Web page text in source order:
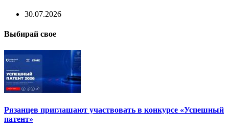
30.07.2026
Выбирай свое
Рязанцев приглашают участвовать в конкурсе «Успешный
патент»